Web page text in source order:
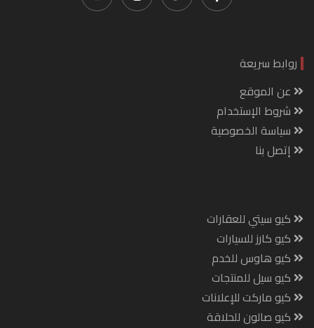
روابط سريعة
عن الموقع
شروط الإستخدام
سياسة الخصوصية
إتصل بنا
كيو سيتي للعقارات
كيو كارز للسيارات
كيو هاوس للخدم
كيو سيل للمنتجات
كيو ماركت للإعلانات
كيو صالون للحلاقة